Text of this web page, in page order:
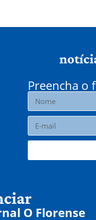
Preencha o
O Florense